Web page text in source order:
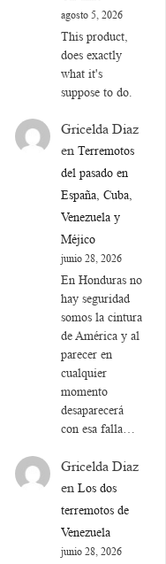
agosto 5, 2026
This product,
does exactly
what it's
suppose to do.
Gricelda Diaz
enTerremotos
del pasado en
España, Cuba,
Venezuela y
Méjico
junio 28, 2026
En Honduras no
hay seguridad
somos la cintura
de América y al
parecer en
cualquier
momento
desaparecerá
con esa falla…
Gricelda Diaz
enLos dos
terremotos de
Venezuela
junio 28, 2026